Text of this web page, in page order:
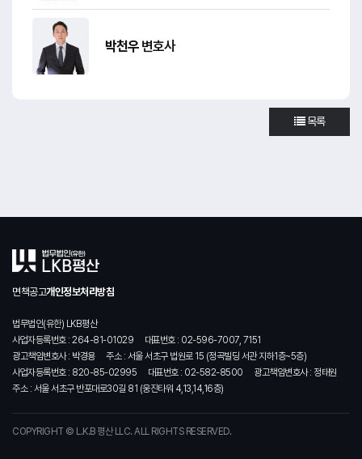
박천우 변호사
목록
면책공고개인정보처리방침
법무법인(유한) LKB평산
사업자등록번호 : 264-81-01029
대표번호 : 02-596-7007, 7151
광고책임변호사 : 박경용
주소 : 서울 서초구 법원로 15 (정곡빌딩 서관 지하1층~5층)
사업자등록번호 : 820-85-02995
대표번호 : 02-582-8500
광고책임변호사 : 정태원
주소 : 서울 서초구 반포대로30길 81 (웅진타워 4,13,14,16층)
COPYRIGHT © L.K.B 평산 LLC. ALL RIGHTS RESERVED.